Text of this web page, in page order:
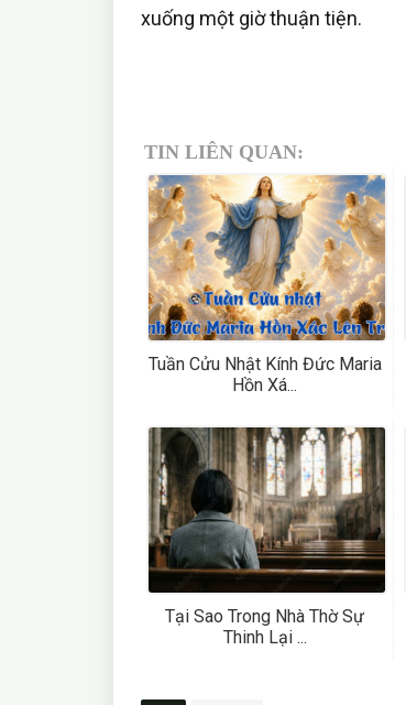
xuống một giờ thuận tiện.
TIN LIÊN QUAN:
Tuần Cửu Nhật Kính Đức Maria
Hồn Xá...
Tại Sao Trong Nhà Thờ Sự
Thinh Lại ...